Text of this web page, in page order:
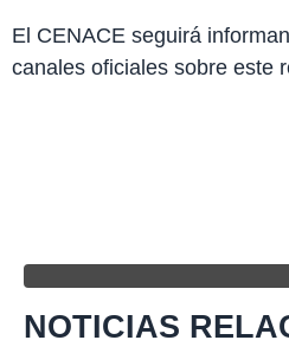
El CENACE seguirá
canales oficiales sobre este
NOTICIAS